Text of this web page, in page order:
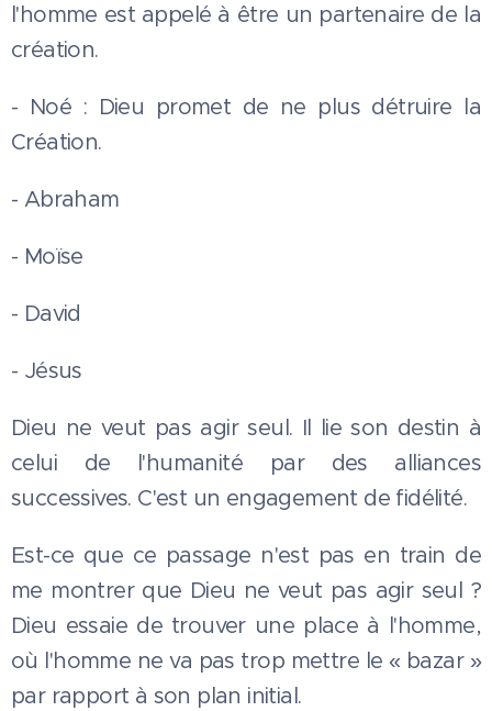
l'homme est appelé à être un partenaire de la
création.
- Noé : Dieu promet de ne plus détruire la
Création.
- Abraham
- Moïse
- David
- Jésus
Dieu ne veut pas agir seul. Il lie son destin à
celui de l'humanité par des alliances
successives. C'est un engagement de fidélité.
Est-ce que ce passage n'est pas en train de
me montrer que Dieu ne veut pas agir seul ?
Dieu essaie de trouver une place à l'homme,
où l'homme ne va pas trop mettre le « bazar »
par rapport à son plan initial.